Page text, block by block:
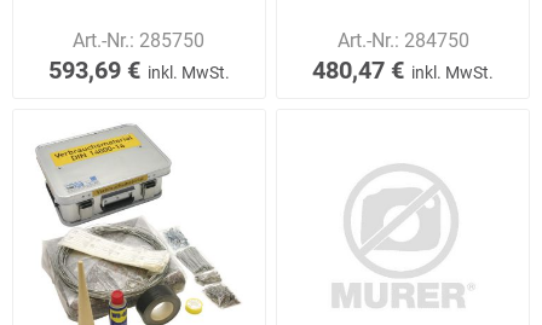
Art.-Nr.: 285750
593,69 € inkl. MwSt.
Art.-Nr.: 284750
480,47 € inkl. MwSt.